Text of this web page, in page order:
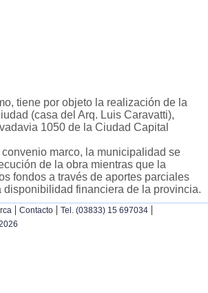
tiene por objeto la realización de la
(casa del Arq. Luis Caravatti),
1050 de la Ciudad Capital
marco, la municipalidad se
de la obra mientras que la
fondos a través de aportes parciales
disponibilidad financiera de la provincia.
| Contacto | Tel. (03833) 15 697034 |